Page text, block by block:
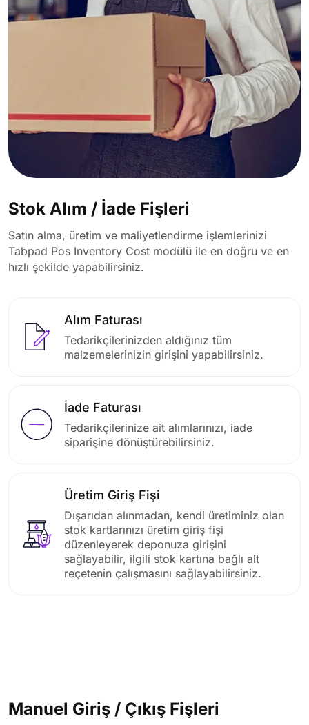
Stok Alım / İade Fişleri
Satın alma, üretim ve maliyetlendirme işlemlerinizi
Tabpad Pos Inventory Cost modülü ile en doğru ve en
hızlı şekilde yapabilirsiniz.
Alım Faturası
Tedarikçilerinizden aldığınız tüm
malzemelerinizin girişini yapabilirsiniz.
İade Faturası
Tedarikçilerinize ait alımlarınızı, iade
siparişine dönüştürebilirsiniz.
Üretim Giriş Fişi
Dışarıdan alınmadan, kendi üretiminiz olan
stok kartlarınızı üretim giriş fişi
düzenleyerek deponuza girişini
sağlayabilir, ilgili stok kartına bağlı alt
reçetenin çalışmasını sağlayabilirsiniz.
Manuel Giriş / Çıkış Fişleri